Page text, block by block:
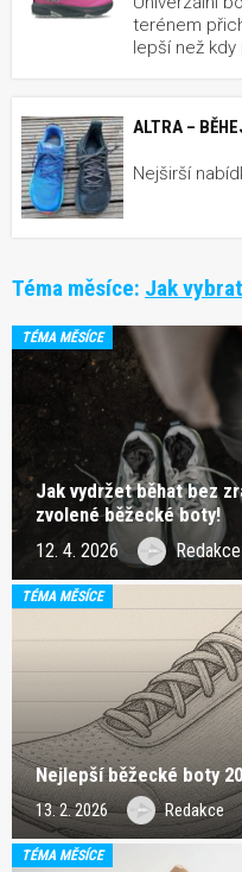
terénem
lepší než
ALTRA –
Nejširší
Téma měsíce: Jak
TÉMA MĚSÍCE
Jak vydržet běhat bez
zvolené běžecké boty!
12. 4. 2026 Redakce
TÉMA MĚSÍCE
Nejlepší běžecké boty
13. 2. 2026 Redakce
TÉMA MĚSÍCE